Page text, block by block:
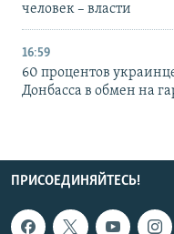
человек – власти
16:59
60 процентов
Донбасса в обмен на
ПРИСОЕДИНЯЙТЕСЬ!